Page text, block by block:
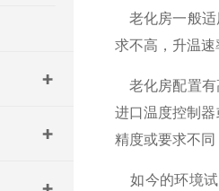
老化房一般适
求不高，升温
老化房配置有
进口温度控制
精度或要求不
如今的环境试